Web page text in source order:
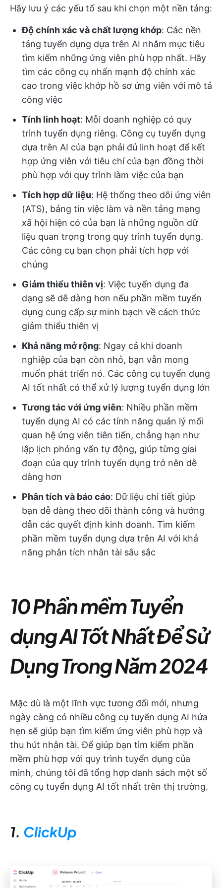
Hãy lưu ý các yếu tố sau khi chọn một nền tảng:
Độ chính xác và chất lượng khớp: Các nền
tảng tuyển dụng dựa trên AI nhằm mục tiêu
tìm kiếm những ứng viên phù hợp nhất. Hãy
tìm các công cụ nhấn mạnh độ chính xác
cao trong việc khớp hồ sơ ứng viên với mô tả
công việc
Tính linh hoạt: Mỗi doanh nghiệp có quy
trình tuyển dụng riêng. Công cụ tuyển dụng
dựa trên AI của bạn phải đủ linh hoạt để kết
hợp ứng viên với tiêu chí của bạn đồng thời
phù hợp với quy trình làm việc của bạn
Tích hợp dữ liệu: Hệ thống theo dõi ứng viên
(ATS), bảng tin việc làm và nền tảng mạng
xã hội hiện có của bạn là những nguồn dữ
liệu quan trọng trong quy trình tuyển dụng.
Các công cụ bạn chọn phải tích hợp với
chúng
Giảm thiểu thiên vị: Việc tuyển dụng đa
dạng sẽ dễ dàng hơn nếu phần mềm tuyển
dụng cung cấp sự minh bạch về cách thức
giảm thiểu thiên vị
Khả năng mở rộng: Ngay cả khi doanh
nghiệp của bạn còn nhỏ, bạn vẫn mong
muốn phát triển nó. Các công cụ tuyển dụng
AI tốt nhất có thể xử lý lượng tuyển dụng lớn
Tương tác với ứng viên: Nhiều phần mềm
tuyển dụng AI có các tính năng quản lý mối
quan hệ ứng viên tiên tiến, chẳng hạn như
lập lịch phỏng vấn tự động, giúp từng giai
đoạn của quy trình tuyển dụng trở nên dễ
dàng hơn
Phân tích và báo cáo: Dữ liệu chi tiết giúp
bạn dễ dàng theo dõi thành công và hướng
dẫn các quyết định kinh doanh. Tìm kiếm
phần mềm tuyển dụng dựa trên AI với khả
năng phân tích nhân tài sâu sắc
10 Phần mềm Tuyển
dụng AI Tốt Nhất Để Sử
Dụng Trong Năm 2024
Mặc dù là một lĩnh vực tương đối mới, nhưng
ngày càng có nhiều công cụ tuyển dụng AI hứa
hẹn sẽ giúp bạn tìm kiếm ứng viên phù hợp và
thu hút nhân tài. Để giúp bạn tìm kiếm phần
mềm phù hợp với quy trình tuyển dụng của
mình, chúng tôi đã tổng hợp danh sách một số
công cụ tuyển dụng AI tốt nhất trên thị trường.
1. ClickUp